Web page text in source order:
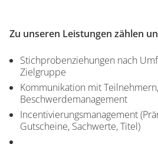
Zu unseren Leistungen zählen
Stichprobenziehungen nach
Zielgruppe
Kommunikation mit
Beschwerdemanagement
Incentivierungsmanagement
Gutscheine, Sachwerte, Titel)